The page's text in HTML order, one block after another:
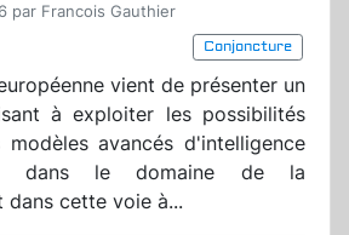
par Francois Gauthier
Conjoncture
vient de présenter un
à exploiter les possibilités
avancés d'intelligence
dans le domaine de la
dans cette voie à...